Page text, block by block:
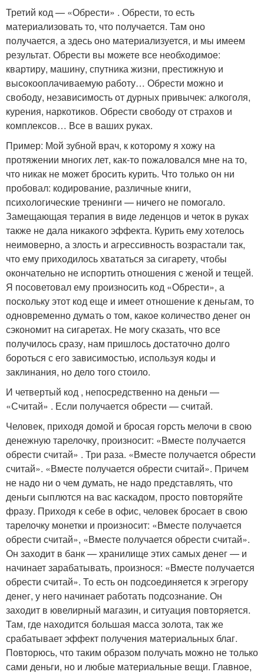
Третий код — «Обрести» . Обрести, то есть
материализовать то, что получается. Там оно
получается, а здесь оно материализуется, и мы имеем
результат. Обрести вы можете все необходимое:
квартиру, машину, спутника жизни, престижную и
высокооплачиваемую работу… Обрести можно и
свободу, независимость от дурных привычек: алкоголя,
курения, наркотиков. Обрести свободу от страхов и
комплексов… Все в ваших руках.
Пример: Мой зубной врач, к которому я хожу на
протяжении многих лет, как-то пожаловался мне на то,
что никак не может бросить курить. Что только он ни
пробовал: кодирование, различные книги,
психологические тренинги — ничего не помогало.
Замещающая терапия в виде леденцов и четок в руках
также не дала никакого эффекта. Курить ему хотелось
неимоверно, а злость и агрессивность возрастали так,
что ему приходилось хвататься за сигарету, чтобы
окончательно не испортить отношения с женой и тещей.
Я посоветовал ему произносить код «Обрести», а
поскольку этот код еще и имеет отношение к деньгам, то
одновременно думать о том, какое количество денег он
сэкономит на сигаретах. Не могу сказать, что все
получилось сразу, нам пришлось достаточно долго
бороться с его зависимостью, используя коды и
заклинания, но дело того стоило.
И четвертый код , непосредственно на деньги —
«Считай» . Если получается обрести — считай.
Человек, приходя домой и бросая горсть мелочи в свою
денежную тарелочку, произносит: «Вместе получается
обрести считай» . Три раза. «Вместе получается обрести
считай». «Вместе получается обрести считай». Причем
не надо ни о чем думать, не надо представлять, что
деньги сыплются на вас каскадом, просто повторяйте
фразу. Приходя к себе в офис, человек бросает в свою
тарелочку монетки и произносит: «Вместе получается
обрести считай», «Вместе получается обрести считай».
Он заходит в банк — хранилище этих самых денег — и
начинает зарабатывать, произнося: «Вместе получается
обрести считай». То есть он подсоединяется к эгрегору
денег, у него начинает работать подсознание. Он
заходит в ювелирный магазин, и ситуация повторяется.
Там, где находится большая масса золота, так же
срабатывает эффект получения материальных благ.
Повторюсь, что таким образом получать можно не только
сами деньги, но и любые материальные вещи. Главное,